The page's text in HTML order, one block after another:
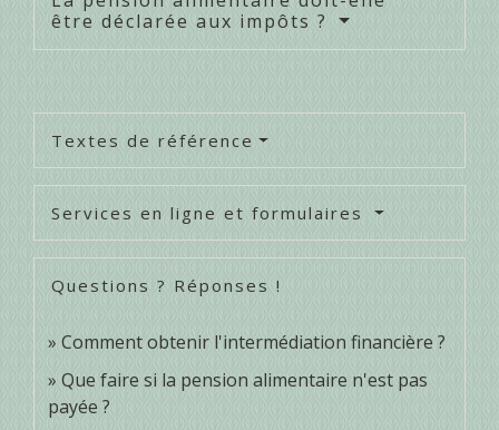
être déclarée aux impôts ?
Textes de référence
Services en ligne et formulaires
Questions ? Réponses !
Comment obtenir l'intermédiation financière ?
Que faire si la pension alimentaire n'est pas
payée ?